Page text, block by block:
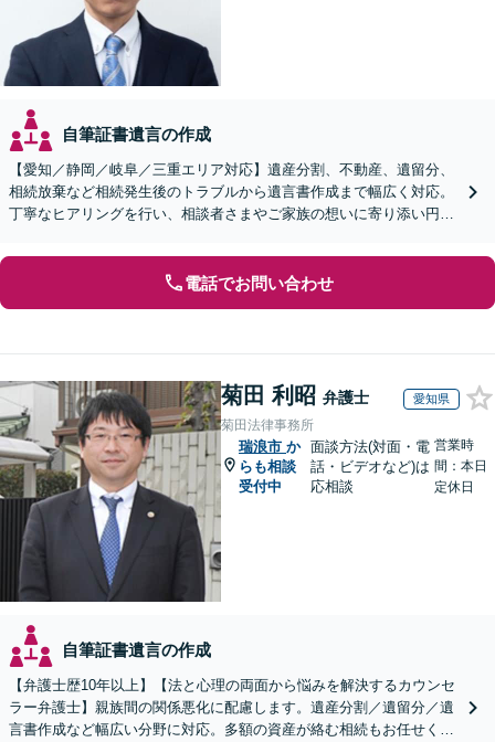
自筆証書遺言の作成
【愛知／静岡／岐阜／三重エリア対応】遺産分割、不動産、遺留分、
相続放棄など相続発生後のトラブルから遺言書作成まで幅広く対応。
丁寧なヒアリングを行い、相談者さまやご家族の想いに寄り添い円滑
電話でお問い合わせ
菊田 利昭 弁護士 愛知県
菊田法律事務所
瑞浪市 か
らも相談
受付中
面談方法(対面・電
話・ビデオなど)は
応相談
営業時
間：本日
定休日
自筆証書遺言の作成
【弁護士歴10年以上】【法と心理の両面から悩みを解決するカウンセ
ラー弁護士】親族間の関係悪化に配慮します。遺産分割／遺留分／遺
言書作成など幅広い分野に対応。多額の資産が絡む相続もお任せくだ